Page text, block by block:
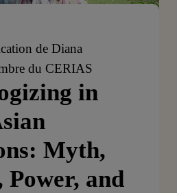
de Diana
du CERIAS
in
Myth,
Power, and